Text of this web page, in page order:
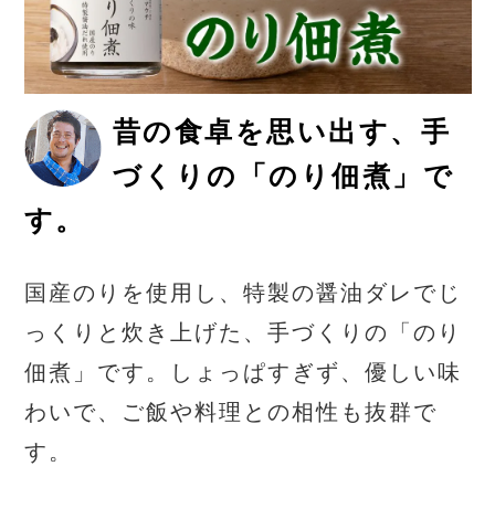
昔の食卓を思い出す、手
づくりの「のり佃煮」で
す。
国産のりを使用し、特製の醤油ダレでじ
っくりと炊き上げた、手づくりの「のり
佃煮」です。しょっぱすぎず、優しい味
わいで、ご飯や料理との相性も抜群で
す。